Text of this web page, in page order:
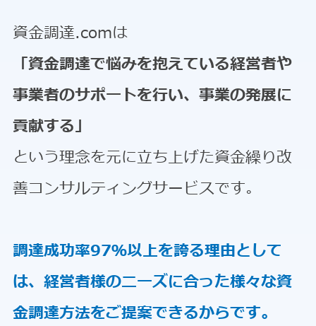
資金調達.comは
「資金調達で悩みを抱えている経営者や
事業者のサポートを行い、事業の発展に
貢献する」
という理念を元に立ち上げた資金繰り改
善コンサルティングサービスです。
調達成功率97％以上を誇る理由として
は、経営者様のニーズに合った様々な資
金調達方法をご提案できるからです。